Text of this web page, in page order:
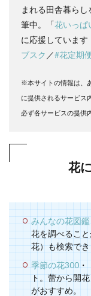
まれる田舎暮ら
筆中。「花いっぱ
に応援していま
ブスク ／#花定期
※本サイトの情報は、
に提供されるサービス
必ず各サービスの提供
花
みんなの花図鑑
花を調べるこ
花）も検索で
季節の花300・
ト。蕾から開
がおすすめ。